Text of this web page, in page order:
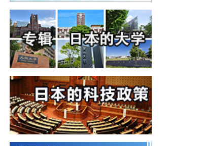
波动叠加所致
科学研究
东京都产技研采用新手法开发出可稳定工作
至300℃的介电材料，已验证电容器可在汽车
发动机等高温环境下工作
经济・社会
日本生成式AI使用者占比一年内翻倍，但与
中美德仍有较大差距
政策
日本修订首都直下型地震紧急对策：目标为
死亡人数至少减半，重点强化火灾防控
科学研究
福井大学发现细胞记忆过往并抑制反应的机
制，阐明即便DNA相同反应迥异之谜
科学研究
神户大学确认口服癌症疫苗B440单药给药的